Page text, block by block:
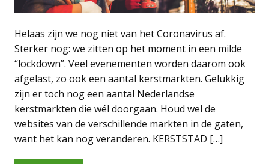
Helaas zijn we nog niet van het Coronavirus af.
Sterker nog: we zitten op het moment in een milde
“lockdown”. Veel evenementen worden daarom ook
afgelast, zo ook een aantal kerstmarkten. Gelukkig
zijn er toch nog een aantal Nederlandse
kerstmarkten die wél doorgaan. Houd wel de
websites van de verschillende markten in de gaten,
want het kan nog veranderen. KERSTSTAD […]